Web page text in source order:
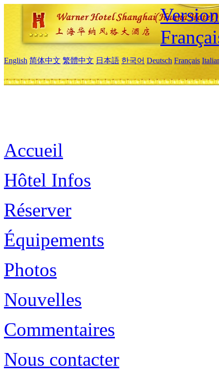
English 简体中文 繁體中文 日本語 한국어 Deutsch Français
Accueil
Hôtel Infos
Réserver
Équipements
Photos
Nouvelles
Commentaires
Nous contacter